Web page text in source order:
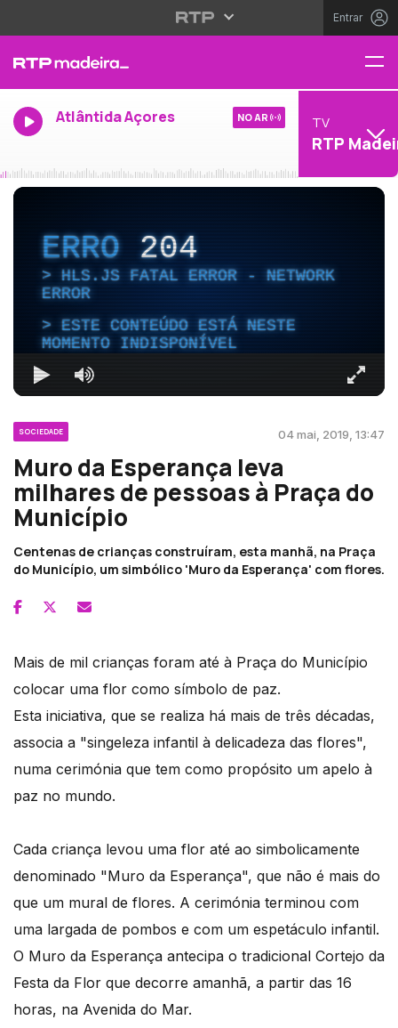
Entrar
Atlântida Açores NO AR TV
RTP
ERRO204
HLS.JS FATAL ERROR - NETWORK
ERROR
ESTE CONTEÚDO ESTÁ NESTE
MOMENTO INDISPONÍVEL
SOCIEDADE 04 mai, 2019, 13:47
Muro da Esperança leva
milhares de pessoas à Praça do
Município
Centenas de crianças construíram, esta manhã, na Praça
do Município, um simbólico 'Muro da Esperança' com flores.
Mais de mil crianças foram até à Praça do Município
colocar uma flor como símbolo de paz.
Esta iniciativa, que se realiza há mais de três décadas,
associa a "singeleza infantil à delicadeza das flores",
numa cerimónia que tem como propósito um apelo à
paz no mundo.
Cada criança levou uma flor até ao simbolicamente
denominado "Muro da Esperança", que não é mais do
que um mural de flores. A cerimónia terminou com
uma largada de pombos e com um espetáculo infantil.
O Muro da Esperança antecipa o tradicional Cortejo da
Festa da Flor que decorre amanhã, a partir das 16
horas, na Avenida do Mar.